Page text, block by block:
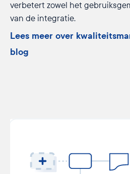
verbetert zowel het
van de integratie.
Lees meer over
blog